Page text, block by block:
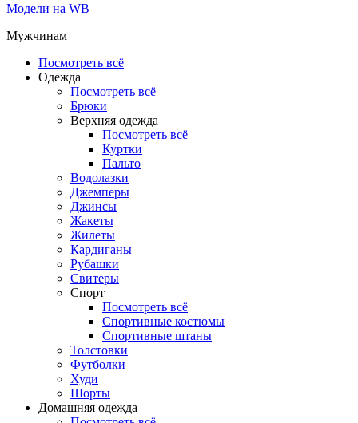
Модели на WB
Мужчинам
Посмотреть всё
Одежда
Посмотреть всё
Брюки
Верхняя одежда
Посмотреть всё
Куртки
Пальто
Водолазки
Джемперы
Джинсы
Жакеты
Жилеты
Кардиганы
Рубашки
Свитеры
Спорт
Посмотреть всё
Спортивные костюмы
Спортивные штаны
Толстовки
Футболки
Худи
Шорты
Домашняя одежда